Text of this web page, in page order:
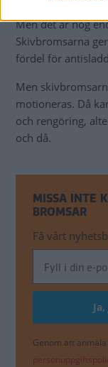
Men det är nog
Skivbromsarna
fördel för
Men
motioneras. Då
och rengöring,
och då.
MISSA INTE
BROMSAR
Få vårt
Genom att